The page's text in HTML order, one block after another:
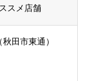
スメ店舗
田市東通）